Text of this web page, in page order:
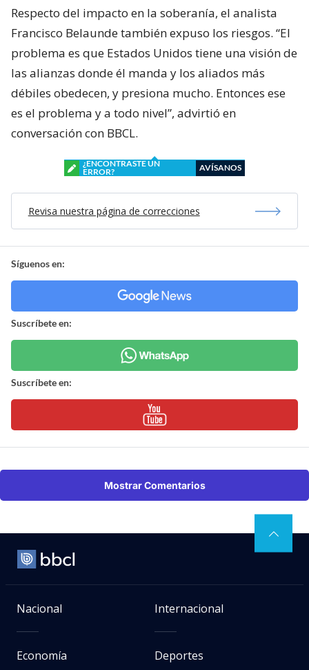
Respecto del impacto en la soberanía, el analista
Francisco Belaunde también expuso los riesgos. “El
problema es que Estados Unidos tiene una visión de
las alianzas donde él manda y los aliados más
débiles obedecen, y presiona mucho. Entonces ese
es el problema y a todo nivel”, advirtió en
conversación con BBCL.
¿ENCONTRASTE UN
ERROR?
AVÍSANOS
Revisa nuestra página de correcciones
Síguenos en:
Suscríbete en:
Suscríbete en:
Mostrar Comentarios
Nacional Internacional
Economía Deportes